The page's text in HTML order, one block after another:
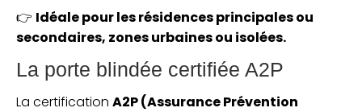
👉 Idéale pour les résidences principales ou
secondaires, zones urbaines ou isolées.
La porte blindée certifiée A2P
La certification A2P (Assurance Prévention